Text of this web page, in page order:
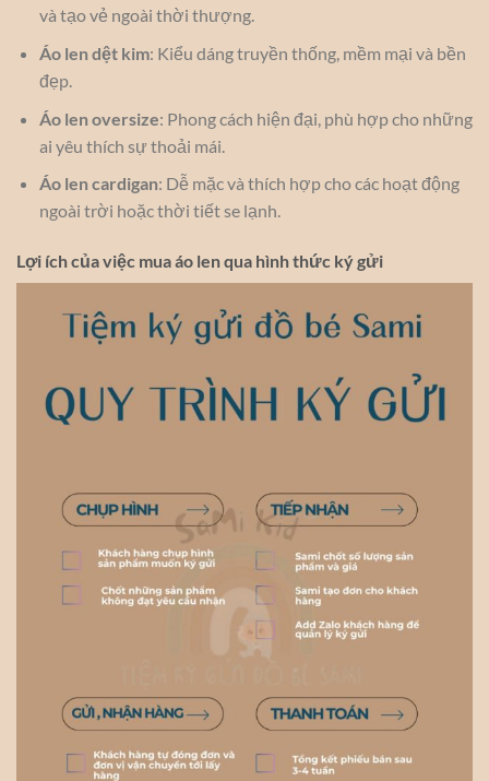
và tạo vẻ ngoài thời thượng.
Áo len dệt kim: Kiểu dáng truyền thống, mềm mại và bền
đẹp.
Áo len oversize: Phong cách hiện đại, phù hợp cho những
ai yêu thích sự thoải mái.
Áo len cardigan: Dễ mặc và thích hợp cho các hoạt động
ngoài trời hoặc thời tiết se lạnh.
Lợi ích của việc mua áo len qua hình thức ký gửi